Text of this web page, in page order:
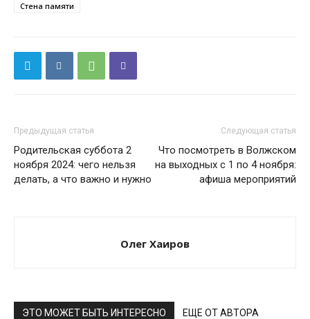
Стена памяти
Предыдущая статья
Родительская суббота 2
ноября 2024: чего нельзя
делать, а что важно и нужно
Следующая статья
Что посмотреть в Волжском
на выходных с 1 по 4 ноября:
афиша мероприятий
Олег Хаиров
ЭТО МОЖЕТ БЫТЬ ИНТЕРЕСНО ЕЩЕ ОТ АВТОРА